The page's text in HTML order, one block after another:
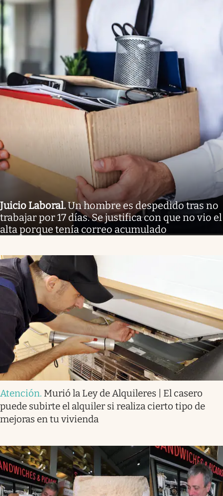
Juicio Laboral.Un hombre es despedido tras no
trabajar por 17 días. Se justifica con que no vio el
alta porque tenía correo acumulado
Atención. Murió la Ley de Alquileres | El casero
puede subirte el alquiler si realiza cierto tipo de
mejoras en tu vivienda